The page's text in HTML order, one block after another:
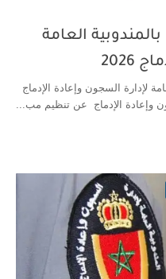
415 منصب بالمندوبية العامة
العامة لإدارة السجون وإعادة الإدماج